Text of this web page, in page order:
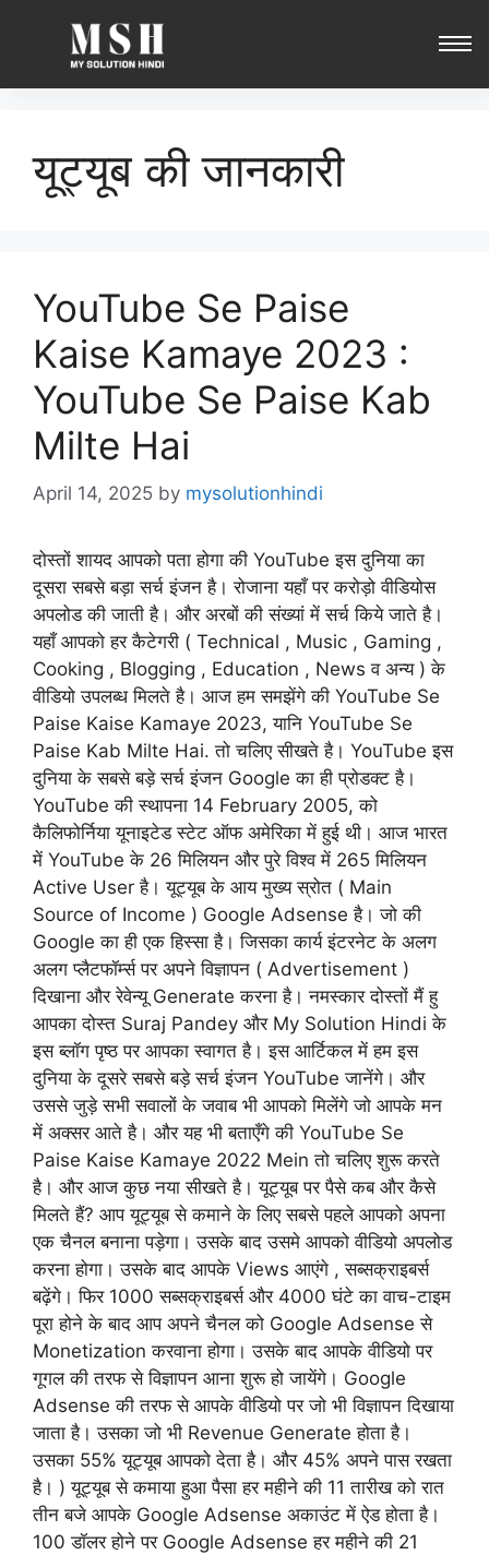
यूट्यूब की जानकारी
YouTube Se Paise
Kaise Kamaye 2023 :
YouTube Se Paise Kab
Milte Hai
April 14, 2025 by mysolutionhindi
दोस्तों शायद आपको पता होगा की YouTube इस दुनिया का
दूसरा सबसे बड़ा सर्च इंजन है। रोजाना यहाँ पर करोड़ो वीडियोस
अपलोड की जाती है। और अरबों की संख्यां में सर्च किये जाते है।
यहाँ आपको हर कैटेगरी ( Technical , Music , Gaming ,
Cooking , Blogging , Education , News व अन्य ) के
वीडियो उपलब्ध मिलते है। आज हम समझेंगे की YouTube Se
Paise Kaise Kamaye 2023, यानि YouTube Se
Paise Kab Milte Hai. तो चलिए सीखते है। YouTube इस
दुनिया के सबसे बड़े सर्च इंजन Google का ही प्रोडक्ट है।
YouTube की स्थापना 14 February 2005, को
कैलिफोर्निया यूनाइटेड स्टेट ऑफ अमेरिका में हुई थी। आज भारत
में YouTube के 26 मिलियन और पुरे विश्व में 265 मिलियन
Active User है। यूट्यूब के आय मुख्य स्रोत ( Main
Source of Income ) Google Adsense है। जो की
Google का ही एक हिस्सा है। जिसका कार्य इंटरनेट के अलग
अलग प्लैटफॉर्म्स पर अपने विज्ञापन ( Advertisement )
दिखाना और रेवेन्यू Generate करना है। नमस्कार दोस्तों मैं हु
आपका दोस्त Suraj Pandey और My Solution Hindi के
इस ब्लॉग पृष्ठ पर आपका स्वागत है। इस आर्टिकल में हम इस
दुनिया के दूसरे सबसे बड़े सर्च इंजन YouTube जानेंगे। और
उससे जुड़े सभी सवालों के जवाब भी आपको मिलेंगे जो आपके मन
में अक्सर आते है। और यह भी बताएँगे की YouTube Se
Paise Kaise Kamaye 2022 Mein तो चलिए शुरू करते
है। और आज कुछ नया सीखते है। यूट्यूब पर पैसे कब और कैसे
मिलते हैं? आप यूट्यूब से कमाने के लिए सबसे पहले आपको अपना
एक चैनल बनाना पड़ेगा। उसके बाद उसमे आपको वीडियो अपलोड
करना होगा। उसके बाद आपके Views आएंगे , सब्सक्राइबर्स
बढ़ेंगे। फिर 1000 सब्सक्राइबर्स और 4000 घंटे का वाच-टाइम
पूरा होने के बाद आप अपने चैनल को Google Adsense से
Monetization करवाना होगा। उसके बाद आपके वीडियो पर
गूगल की तरफ से विज्ञापन आना शुरू हो जायेंगे। Google
Adsense की तरफ से आपके वीडियो पर जो भी विज्ञापन दिखाया
जाता है। उसका जो भी Revenue Generate होता है।
उसका 55% यूट्यूब आपको देता है। और 45% अपने पास रखता
है। ) यूट्यूब से कमाया हुआ पैसा हर महीने की 11 तारीख को रात
तीन बजे आपके Google Adsense अकाउंट में ऐड होता है।
100 डॉलर होने पर Google Adsense हर महीने की 21